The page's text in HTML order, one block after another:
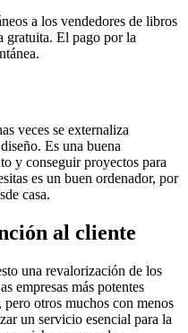
a los vendedores de libros
gratuita. El pago por la
veces se externaliza
Es una buena
y conseguir proyectos para
es un buen ordenador, por
casa.
al cliente
una revalorización de los
empresas más potentes
otros muchos con menos
un servicio esencial para la